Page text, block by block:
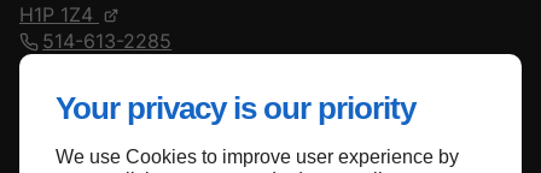
Your privacy is our priority
We use Cookies to improve user experience by
H1P 1Z4
514-613-2285